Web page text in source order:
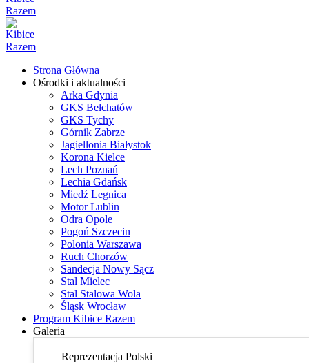
Strona Główna
Ośrodki i aktualności
Arka Gdynia
GKS Bełchatów
GKS Tychy
Górnik Zabrze
Jagiellonia Białystok
Korona Kielce
Lech Poznań
Lechia Gdańsk
Miedź Legnica
Motor Lublin
Odra Opole
Pogoń Szczecin
Polonia Warszawa
Ruch Chorzów
Sandecja Nowy Sącz
Stal Mielec
Stal Stalowa Wola
Śląsk Wrocław
Program Kibice Razem
Galeria
Reprezentacja Polski